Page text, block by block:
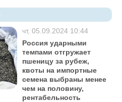
чт, 05.09.2024 10:44
Россия ударными
темпами отгружает
пшеницу за рубеж,
квоты на импортные
семена выбраны менее
чем на половину,
рентабельность